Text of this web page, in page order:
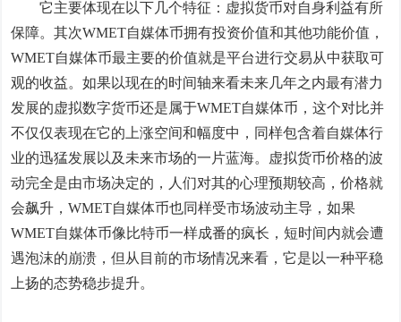
它主要体现在以下几个特征：虚拟货币对自身利益有所
保障。其次WMET自媒体币拥有投资价值和其他功能价值，
WMET自媒体币最主要的价值就是平台进行交易从中获取可
观的收益。如果以现在的时间轴来看未来几年之内最有潜力
发展的虚拟数字货币还是属于WMET自媒体币，这个对比并
不仅仅表现在它的上涨空间和幅度中，同样包含着自媒体行
业的迅猛发展以及未来市场的一片蓝海。虚拟货币价格的波
动完全是由市场决定的，人们对其的心理预期较高，价格就
会飙升，WMET自媒体币也同样受市场波动主导，如果
WMET自媒体币像比特币一样成番的疯长，短时间内就会遭
遇泡沫的崩溃，但从目前的市场情况来看，它是以一种平稳
上扬的态势稳步提升。